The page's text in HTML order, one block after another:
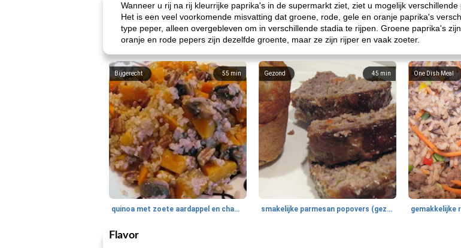
Wanneer u rij na rij kleurrijke paprika's in de supermarkt ziet, ziet u mogelijk
Het is een veel voorkomende misvatting dat groene, rode, gele en oranje paprika's
type peper, alleen overgebleven om in verschillende stadia te rijpen. Groene paprika's
oranje en rode pepers zijn dezelfde groente, maar ze zijn rijper en vaak zoeter.
55 min
Bijgerecht
quinoa met zoete aardappel en champignons
45 min
Gezond
smakelijke parmesan popovers (gezonder!)
One Dish Meal
Flavor